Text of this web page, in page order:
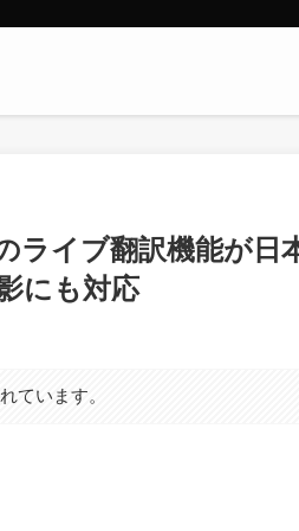
ライブ翻訳機能が日
にも対応
ています。